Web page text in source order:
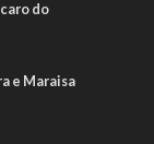
do
e Maraisa